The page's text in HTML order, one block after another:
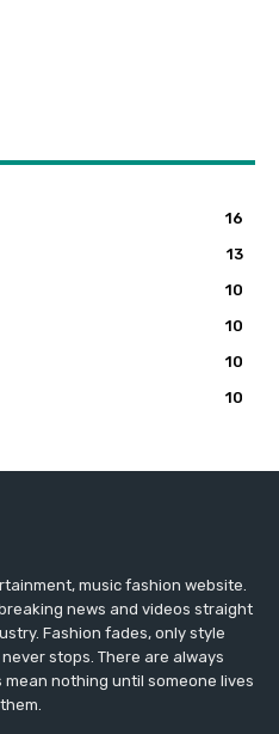
16
13
10
10
10
10
music fashion website.
news and videos straight
Fashion fades, only style
stops. There are always
nothing until someone lives